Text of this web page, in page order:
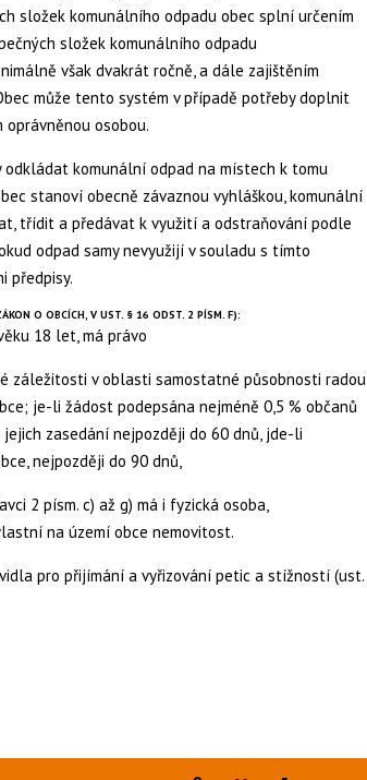
složek komunálního odpadu obec splní určením
složek komunálního odpadu
však dvakrát ročně, a dále zajištěním
může tento systém v případě potřeby doplnit
osobou.
odkládat komunální odpad na místech k tomu
stanoví obecně závaznou vyhláškou, komunální
třídit a předávat k využití a odstraňování podle
odpad samy nevyužijí v souladu s tímto
předpisy.
O OBCÍCH, V UST. § 16 ODST. 2 PÍSM. F):
18 let, má právo
záležitosti v oblasti samostatné působnosti radou
je-li žádost podepsána nejméně 0,5 % občanů
zasedání nejpozději do 60 dnů, jde-li
nejpozději do 90 dnů,
2 písm. c) až g) má i fyzická osoba,
na území obce nemovitost.
pro přijímání a vyřizování petic a stížností (ust.